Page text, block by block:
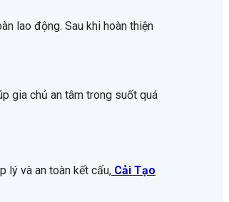
lao động. Sau khi hoàn thiện
gia chủ an tâm trong suốt quá
lý và an toàn kết cấu, Cải Tạo